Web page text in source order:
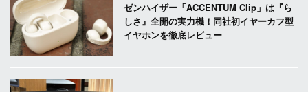
ゼンハイザー「ACCENTUM Clip」は『ら
しさ』全開の実力機！同社初イヤーカフ型
イヤホンを徹底レビュー